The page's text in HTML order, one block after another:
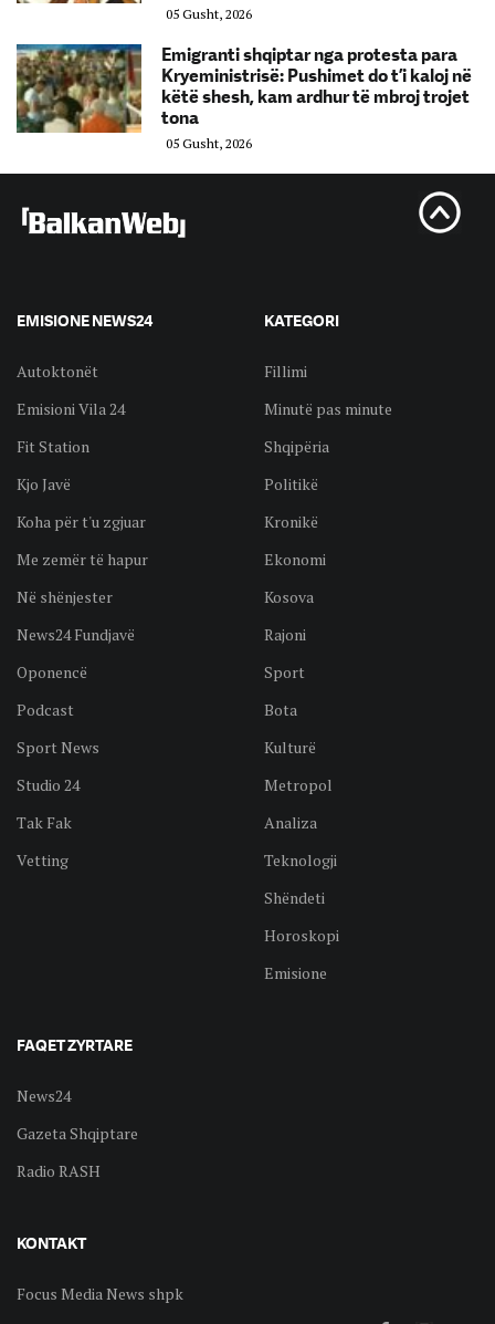
05 Gusht, 2026
Emigranti shqiptar nga protesta para
Kryeministrisë: Pushimet do t’i kaloj në
këtë shesh, kam ardhur të mbroj trojet
tona
05 Gusht, 2026
EMISIONE NEWS24
Autoktonët
Emisioni Vila 24
Fit Station
Kjo Javë
Koha për t'u zgjuar
Me zemër të hapur
Në shënjester
News24 Fundjavë
Oponencë
Podcast
Sport News
Studio 24
Tak Fak
Vetting
KATEGORI
Fillimi
Minutë pas minute
Shqipëria
Politikë
Kronikë
Ekonomi
Kosova
Rajoni
Sport
Bota
Kulturë
Metropol
Analiza
Teknologji
Shëndeti
Horoskopi
Emisione
FAQET ZYRTARE
News24
Gazeta Shqiptare
Radio RASH
KONTAKT
Focus Media News shpk